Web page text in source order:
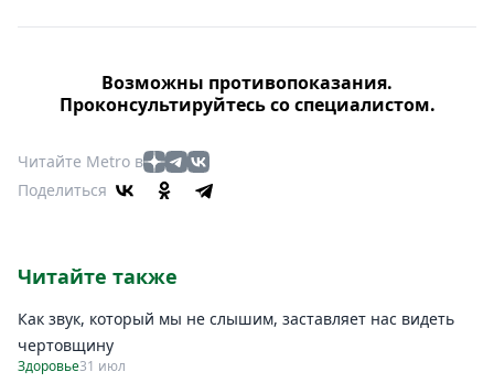
Возможны противопоказания.
Проконсультируйтесь со специалистом.
Читайте Metro в
Поделиться
Читайте также
Как звук, который мы не слышим, заставляет нас видеть
чертовщину
Здоровье31 июл